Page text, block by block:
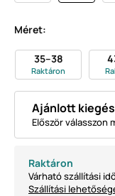
Méret:
35–38
Raktáron
Ajánlott
Először válasszon
Raktáron
Várható szállítási
Szállítási